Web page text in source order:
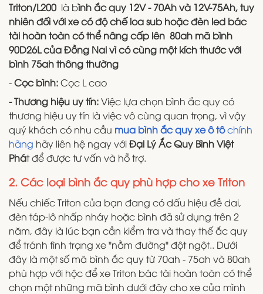
Triton/L200 là bình ắc quy 12V - 70Ah và 12V-75Ah, tuy
nhiên đối với xe có độ chế loa sub hoặc đèn led bác
tài hoàn toàn có thể nâng cấp lên 80ah mã bình
90D26L của Đồng Nai vì có cùng một kích thước với
bình 75ah thông thường
-Cọc bình:Cọc L cao
- Thương hiệu uy tín:Việc lựa chọn bình ắc quy có
thương hiệu uy tín là việc vô cùng quan trọng, vì vậy
quý khách có nhu cầu mua bình ắc quy xe ô tôchính
hãng hãy liên hệ ngay vớiĐại Lý Ắc Quy Bình Việt
Phát để được tư vấn và hỗ trợ.
2. Các loại bình ắc quy phù hợp cho xe Triton
Nếu chiếc Triton của bạn đang có dấu hiệu đề dai,
đèn táp-lô nhấp nháy hoặc bình đã sử dụng trên 2
năm, đây là lúc bạn cần kiểm tra và thay thế ắc quy
để tránh tình trạng xe "nằm đường" đột ngột.. Dưới
đây là một số mã bình ắc quy từ 70ah - 75ah và 80ah
phù hợp với hộc để xe Triton bác tài hoàn toàn có thể
chọn một những mã bình dưới đây cho xe của mình